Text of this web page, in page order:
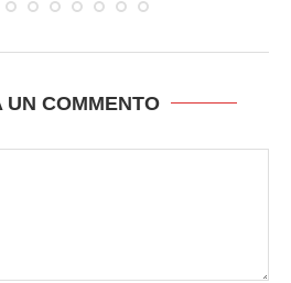
UN COMMENTO